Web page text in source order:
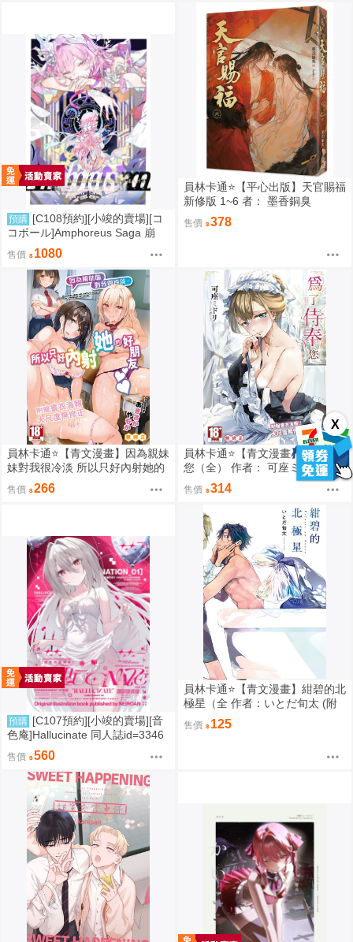
X
預購 [C108預約][小竣的賣場][コ
コボール]Amphoreus Saga 崩
壞：星穹鐵道 同人誌id=3745928
售價 1080
員林卡通⭐️【平心出版】天官賜福
新修版 1~6 者： 墨香銅臭
售價 378
員林卡通⭐️【青文漫畫】因為親妹
妹對我很冷淡 所以只好內射她的
好朋友（全） 作者： あきさかや
もか
售價 266
員林卡通⭐️【青文漫畫】為了侍奉
您（全） 作者： 可座ミドリ
售價 314
預購 [C107預約][小竣的賣場][音
色庵]Hallucinate 同人誌id=3346
售價 560
員林卡通⭐️【青文漫畫】紺碧的北
極星（全 作者：いとだ旬太 (附
尼采書套)
售價 125